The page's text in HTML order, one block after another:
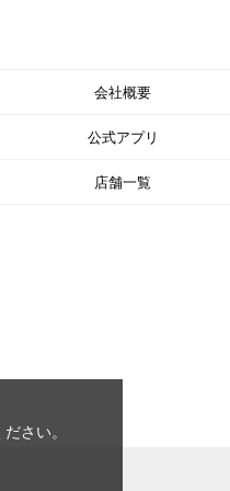
会社概要
公式アプリ
店舗一覧
さい。